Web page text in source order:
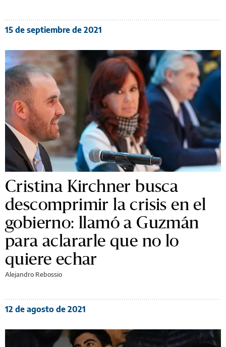
15 de septiembre de 2021
Cristina Kirchner busca
descomprimir la crisis en el
gobierno: llamó a Guzmán
para aclararle que no lo
quiere echar
Alejandro Rebossio
12 de agosto de 2021